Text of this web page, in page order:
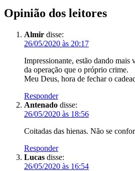
Opinião dos leitores
Almir disse:
26/05/2020 às 20:17
Impressionante, estão dando mais
da operação que o próprio crime.
Meu Deus, hora de fechar o
Responder
Antenado disse:
26/05/2020 às 18:56
Coitadas das hienas. Não se
Responder
Lucas disse:
26/05/2020 às 16:54